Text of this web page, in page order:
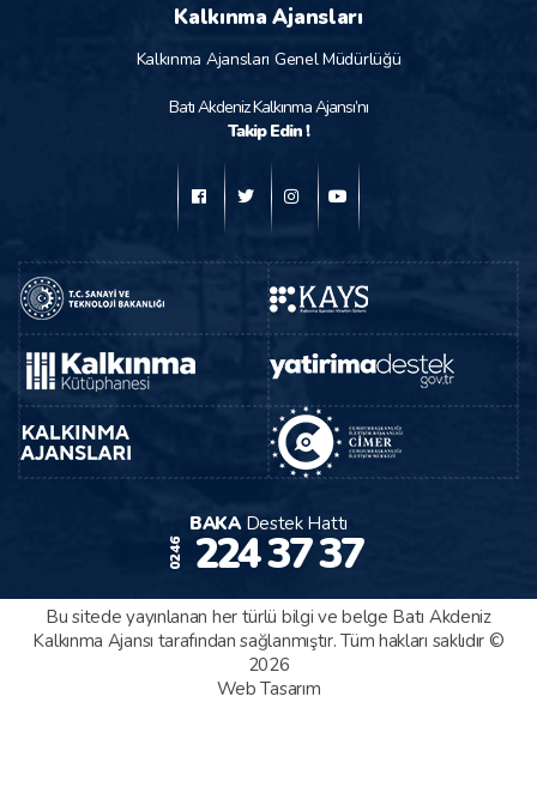
Kalkınma Ajansları
Kalkınma Ajansları Genel Müdürlüğü
Batı Akdeniz Kalkınma Ajansı’nı
Takip Edin !
BAKADestek Hattı
0246 224 37 37
Bu sitede yayınlanan her türlü bilgi ve belge Batı Akdeniz
Kalkınma Ajansı tarafından sağlanmıştır. Tüm hakları saklıdır ©
2026
Web Tasarım